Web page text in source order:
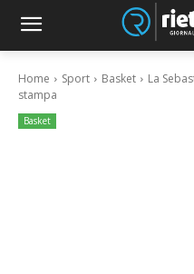
Home Sport Basket
La
stampa
Basket